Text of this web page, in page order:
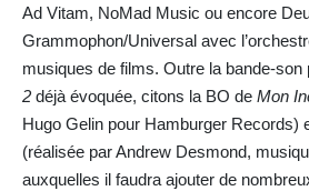
Ad Vitam, NoMad Music ou encore
Grammophon/Universal avec
musiques de films. Outre la bande-son
2 déjà évoquée, citons la BO de Mon
Hugo Gelin pour Hamburger Records)
(réalisée par Andrew Desmond,
auxquelles il faudra ajouter de